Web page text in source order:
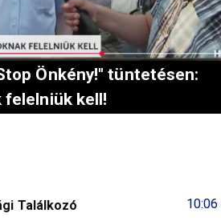
Önkény!" tüntetésen:
felelniük kell!
10:06
Találkozó